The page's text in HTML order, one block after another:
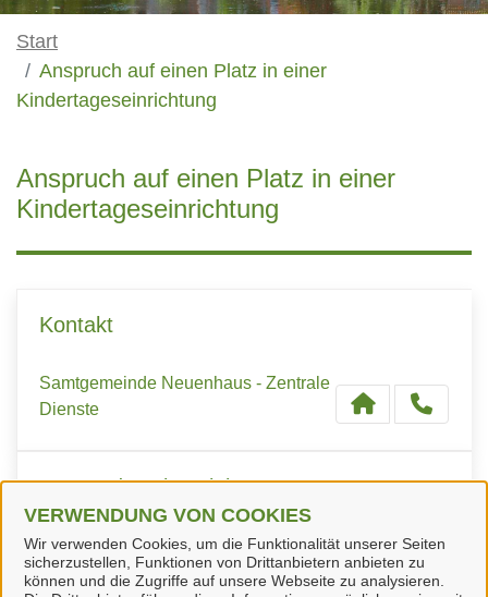
VERWENDUNG VON COOKIES
Wir verwenden Cookies, um die Funktionalität unserer Seiten
sicherzustellen, Funktionen von Drittanbietern anbieten zu
können und die Zugriffe auf unsere Webseite zu analysieren.
Start
Anspruch auf einen Platz in einer
Kindertageseinrichtung
Anspruch auf einen Platz in einer
Kindertageseinrichtung
Kontakt
Samtgemeinde Neuenhaus - Zentrale
Dienste
Verwandte Dienstleistungen
Kind in Kita anmelden